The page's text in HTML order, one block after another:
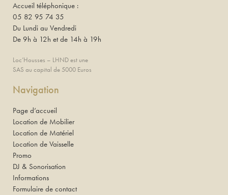
Accueil téléphonique :
05 82 95 74 35
Du Lundi au Vendredi
De 9h à 12h et de 14h à 19h
Loc’Housses – LHND est une
SAS au capital de 5000 Euros
Navigation
Page d’accueil
Location de Mobilier
Location de Matériel
Location de Vaisselle
Promo
DJ & Sonorisation
Informations
Formulaire de contact